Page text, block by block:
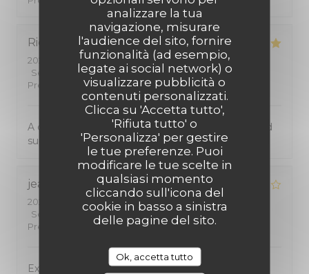
analizzare la tua
navigazione, misurare
l'audience del sito, fornire
funzionalità (ad esempio,
legate ai social network) o
visualizzare pubblicità o
contenuti personalizzati.
Clicca su 'Accetta tutto',
'Rifiuta tutto' o
'Personalizza' per gestire
le tue preferenze. Puoi
modificare le tue scelte in
qualsiasi momento
cliccando sull'icona del
cookie in basso a sinistra
delle pagine del sito.
Ok, accetta tutto
Richard W
2026-07-24
- 20:00 - Ospiti 2
Servizio
5/5 Atmosfera:4/5 Cucina:5/5 Qualità /
Prezzo
A cosy small restaurant and dedicated services and
superb food!
jean-marc
2026-07-17
- 19:45 - Ospiti 5
Servizio
/5 Atmosfera : 4/5 Cucina: 4/5 Qualità /
Prezzo
Excellent restaurant